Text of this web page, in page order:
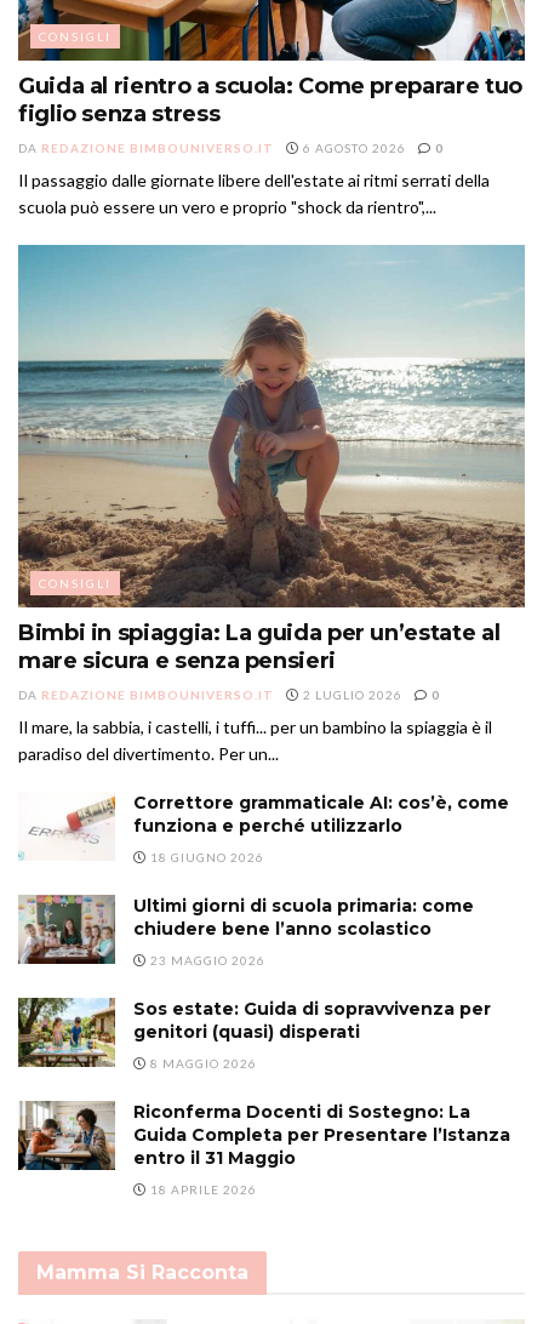
CONSIGLI
Guida al rientro a scuola: Come preparare tuo
figlio senza stress
DA REDAZIONE BIMBOUNIVERSO.IT 6 AGOSTO 2026 0
Il passaggio dalle giornate libere dell'estate ai ritmi serrati della
scuola può essere un vero e proprio "shock da rientro",...
CONSIGLI
Bimbi in spiaggia: La guida per un’estate al
mare sicura e senza pensieri
DA REDAZIONE BIMBOUNIVERSO.IT 2 LUGLIO 2026 0
Il mare, la sabbia, i castelli, i tuffi... per un bambino la spiaggia è il
paradiso del divertimento. Per un...
Correttore grammaticale AI: cos’è, come
funziona e perché utilizzarlo
18 GIUGNO 2026
Ultimi giorni di scuola primaria: come
chiudere bene l’anno scolastico
23 MAGGIO 2026
Sos estate: Guida di sopravvivenza per
genitori (quasi) disperati
8 MAGGIO 2026
Riconferma Docenti di Sostegno: La
Guida Completa per Presentare l’Istanza
entro il 31 Maggio
18 APRILE 2026
Mamma Si Racconta